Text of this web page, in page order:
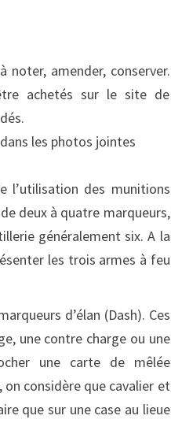
noter, amender, conserver.
achetés sur le site de
les photos jointes
l’utilisation des munitions
deux à quatre marqueurs,
généralement six. A la
les trois armes à feu
d’élan (Dash). Ces
une contre charge ou une
une carte de mêlée
on considère que cavalier et
que sur une case au lieue